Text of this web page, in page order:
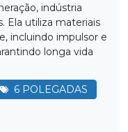
indústria
Ela utiliza materiais
incluindo impulsor e
longa vida
6 POLEGADAS